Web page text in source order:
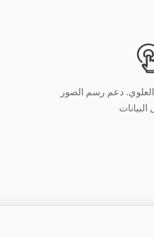
العلوي. دعم رسم الصور